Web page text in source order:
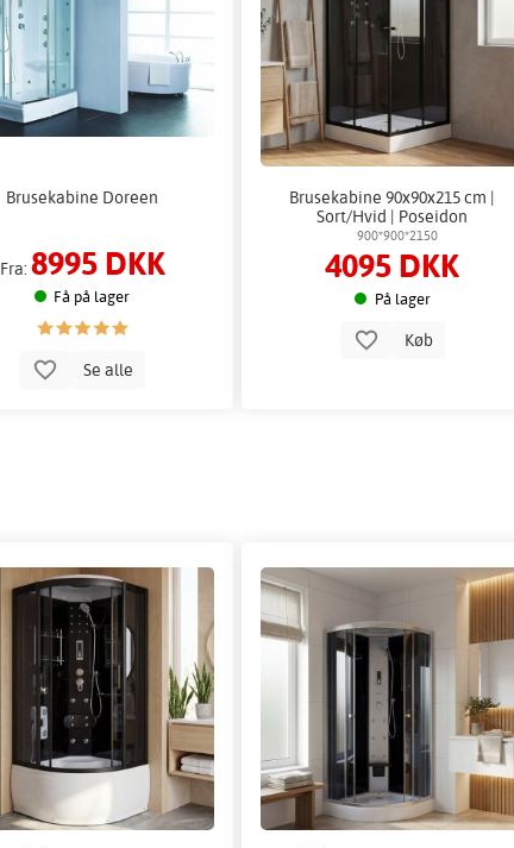
Brusekabine Doreen
Fra: 8995 DKK
Få på lager
Se alle
Brusekabine 90x90x215 cm |
Sort/Hvid | Poseidon
900*900*2150
4095 DKK
På lager
Køb